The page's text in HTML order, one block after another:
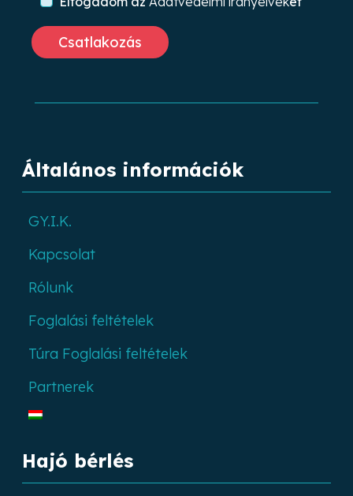
Általános információk
GY.I.K.
Kapcsolat
Rólunk
Foglalási feltételek
Túra Foglalási feltételek
Partnerek
Hajó bérlés